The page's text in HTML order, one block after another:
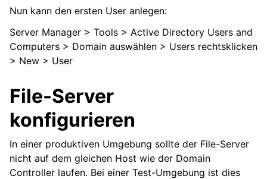
Nun kann den ersten User anlegen:
Server Manager > Tools > Active Directory Users and
Computers > Domain auswählen > Users rechtsklicken
> New > User
File-Server
konfigurieren
In einer produktiven Umgebung sollte der File-Server
nicht auf dem gleichen Host wie der Domain
Controller laufen. Bei einer Test-Umgebung ist dies